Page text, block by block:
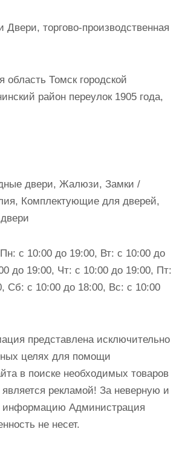
Двери, торгово-производственная
область Томск городской
район переулок 1905 года,
двери, Жалюзи, Замки /
Комплектующие для дверей,
Пн: с 10:00 до 19:00, Вт: с 10:00 до
до 19:00, Чт: с 10:00 до 19:00, Пт:
Сб: с 10:00 до 18:00, Вс: с 10:00
представлена исключительно
целях для помощи
в поиске необходимых товаров
рекламой! За неверную и
Администрация
не несет.